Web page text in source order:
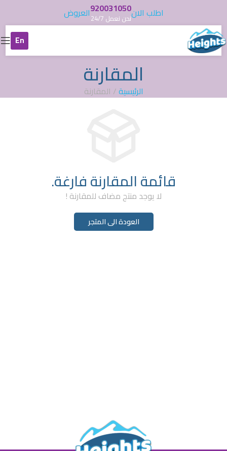
اطلب الان920031050
نحن نعمل 24/7 العروض
En
المقارنة
الرئيسية/ المقارنة
قائمة المقارنة فارغة.
لا يوجد منتج مضاف للمقارنة !
العودة الى المتجر